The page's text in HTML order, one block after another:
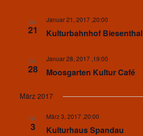
SA.
21 Kulturbahnhof Biesenthal
Januar 21, 2017 ,20:00
SA.
28 Moosgarten Kultur Café
Januar 28, 2017 ,19:00
März 2017
FR.
3 Kulturhaus Spandau
März 3, 2017 ,20:00